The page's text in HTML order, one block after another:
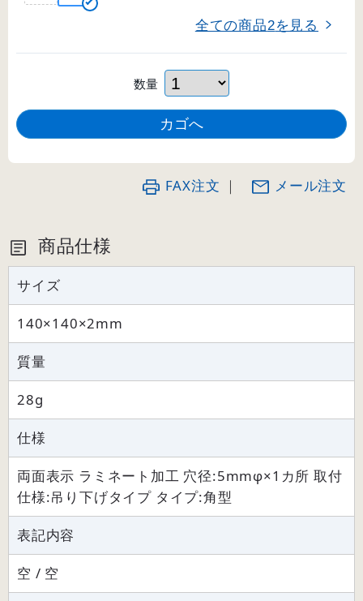
全ての商品2を見る
数量
FAX注文 ｜ メール注文
商品仕様
サイズ
140×140×2mm
質量
28g
仕様
両面表示 ラミネート加工 穴径:5mmφ×1カ所 取付
仕様:吊り下げタイプ タイプ:角型
表記内容
空 / 空